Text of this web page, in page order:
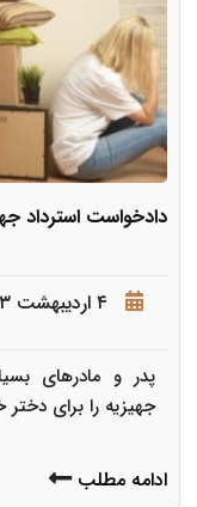
دادخواست استرداد
۴ اردیبهشت ۱۴۰۳
پدر و مادرهای
جهیزیه را برای دختر
ادامه مطلب